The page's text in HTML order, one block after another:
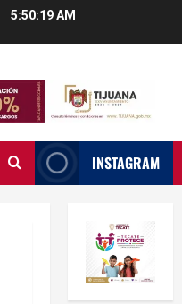
5:50:19 AM
INSTAGRAM